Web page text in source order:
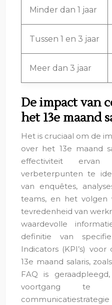
Minder dan 1 jaar
Tussen 1 en 3 jaar
Meer dan 3 jaar
De impact van
het 13e maand
Het is cruciaal om de
over het 13e maand
effectiviteit
verbeterpunten te
van enquêtes,
teams, en het
tevredenheid van
waardevolle
definitie van
Indicators (KPI’s)
13e maand salaris,
FAQ is
voortgang te